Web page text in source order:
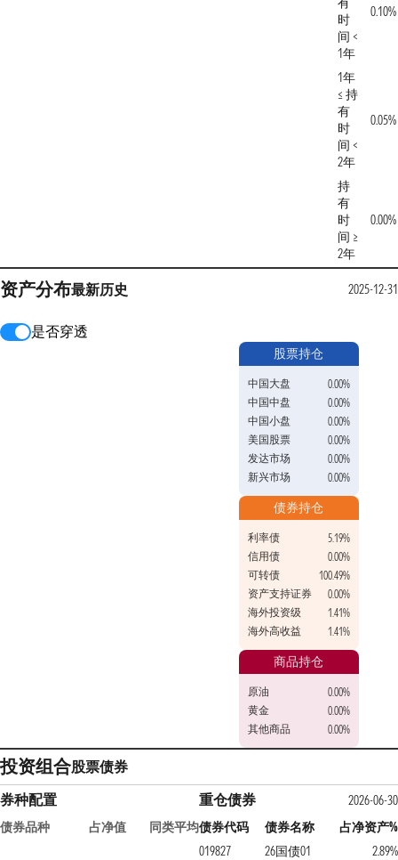
时
间 <
1年
0.10%
1年
≤ 持
有
时
间 <
2年
0.05%
持
有
时
间 ≥
2年
0.00%
资产分布最新历史 2025-12-31
是否穿透
股票持仓
中国大盘
0.00%
中国中盘
0.00%
中国小盘
0.00%
美国股票
0.00%
发达市场
0.00%
新兴市场
0.00%
债券持仓
利率债
5.19%
信用债
0.00%
可转债
100.49%
资产支持证券
0.00%
海外投资级
1.41%
海外高收益
1.41%
商品持仓
原油
0.00%
黄金
0.00%
其他商品
0.00%
投资组合股票债券
券种配置
债券品种 占净值 同类平均
重仓债券
2026-06-30
债券代码
债券名称
占净资产%
019827
26国债01
2.89%